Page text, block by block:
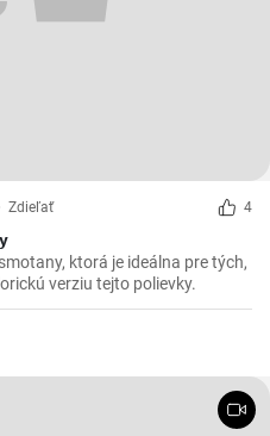
Zdieľať 4
ktorá je ideálna pre tých,
verziu tejto polievky.